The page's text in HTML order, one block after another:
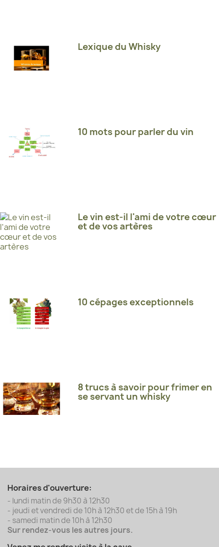
Lexique du Whisky
10 mots pour parler du vin
Le vin est-il l'ami de votre cœur
et de vos artères
10 cépages exceptionnels
8 trucs à savoir pour frimer en
se servant un whisky
Horaires d'ouverture:
- lundi matin de 9h30 à 12h30
- jeudi et vendredi de 10h à 12h30 et de 15h à 19h
- samedi matin de 10h à 12h30
Sur rendez-vous les autres jours.